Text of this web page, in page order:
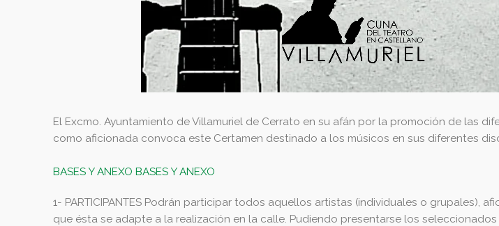
El Excmo. Ayuntamiento de Villamuriel de Cerrato en su afán por la promoción de las
como aficionada convoca este Certamen destinado a los músicos en sus diferentes
BASES Y ANEXO BASES Y ANEXO
1- PARTICIPANTES Podrán participar todos aquellos artistas (individuales o grupales),
que ésta se adapte a la realización en la calle. Pudiendo presentarse los seleccionados